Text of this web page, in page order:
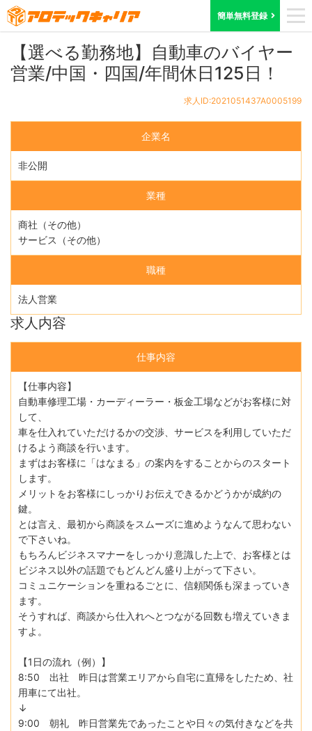
簡単無料登録
ホーム 求人検索 香川県 求人ID:2021051437A0005199
【選べる勤務地】自動車のバイヤー
営業/中国・四国/年間休日125日！
求人ID:2021051437A0005199
企業名
非公開
業種
商社（その他）
サービス（その他）
職種
法人営業
求人内容
仕事内容
【仕事内容】
自動車修理工場・カーディーラー・板金工場などがお客様に対
して、
車を仕入れていただけるかの交渉、サービスを利用していただ
けるよう商談を行います。
まずはお客様に「はなまる」の案内をすることからのスタート
します。
メリットをお客様にしっかりお伝えできるかどうかが成約の
鍵。
とは言え、最初から商談をスムーズに進めようなんて思わない
で下さいね。
もちろんビジネスマナーをしっかり意識した上で、お客様とは
ビジネス以外の話題でもどんどん盛り上がって下さい。
コミュニケーションを重ねるごとに、信頼関係も深まっていき
ます。
そうすれば、商談から仕入れへとつながる回数も増えていきま
すよ。
【1日の流れ（例）】
8:50 出社 昨日は営業エリアから自宅に直帰をしたため、社
用車にて出社。
↓
9:00 朝礼 昨日営業先であったことや日々の気付きなどを共